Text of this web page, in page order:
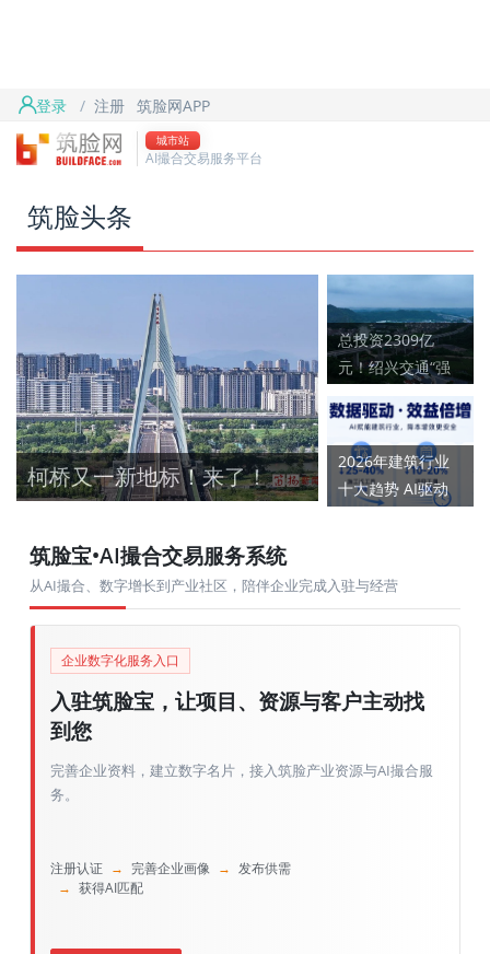
登录 / 注册 筑脸网APP
城市站
AI撮合交易服务平台
筑脸头条
柯桥又一新地标！来了！
总投资2309亿
元！绍兴交通“强
2026年建筑行业
十大趋势 AI驱动
筑脸宝•AI撮合交易服务系统
从AI撮合、数字增长到产业社区，陪伴企业完成入驻与经营
企业数字化服务入口
入驻筑脸宝，让项目、资源与客户主动找
到您
完善企业资料，建立数字名片，接入筑脸产业资源与AI撮合服
务。
注册认证 → 完善企业画像 → 发布供需
→ 获得AI匹配